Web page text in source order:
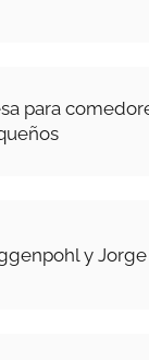
para
y Jorge